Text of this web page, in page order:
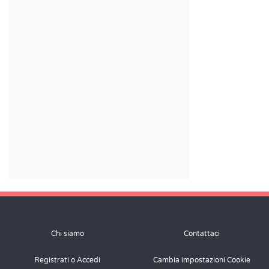
Chi siamo Contattaci
Registrati o Accedi Cambia impostazioni Cookie